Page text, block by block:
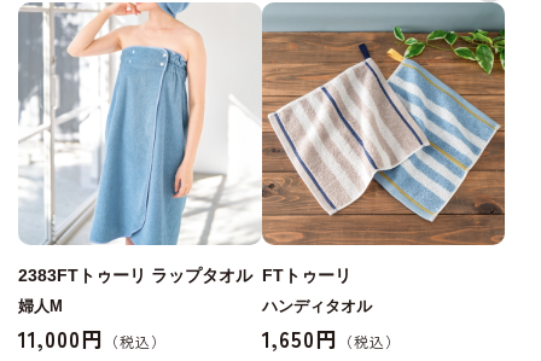
2383FTトゥーリ ラップタオル
婦人M
11,000円
FTトゥーリ
ハンディタオル
1,650円